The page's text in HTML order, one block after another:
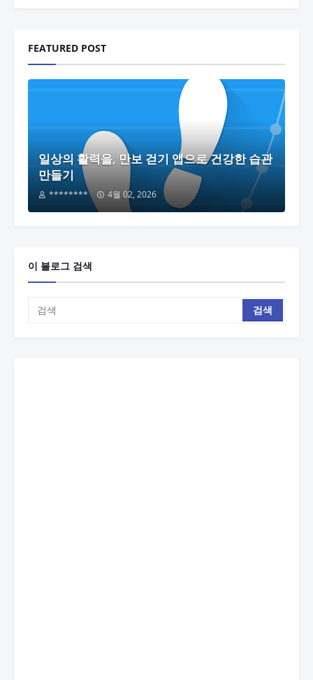
FEATURED POST
일상의 활력을, 만보 걷기 앱으로 건강한 습관
만들기
******** 4월 02, 2026
이 블로그 검색